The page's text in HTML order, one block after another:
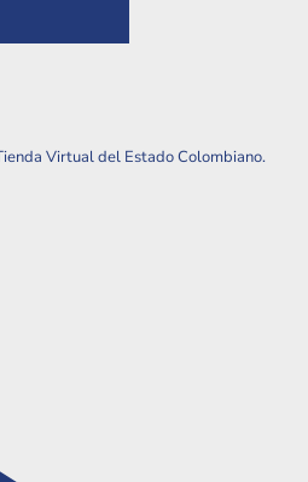
Virtual del Estado Colombiano.